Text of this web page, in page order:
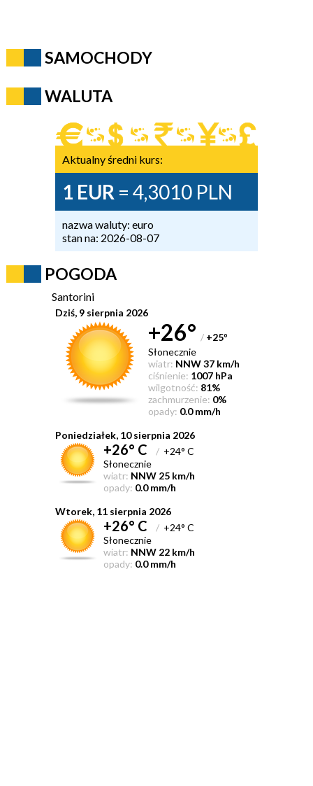
SAMOCHODY
WALUTA
Aktualny średni kurs:
1 EUR = 4,3010 PLN
nazwa waluty: euro
stan na: 2026-08-07
POGODA
Santorini
Dziś, 9 sierpnia 2026
+26° / +25°
Słonecznie
wiatr: NNW 37 km/h
ciśnienie: 1007 hPa
wilgotność: 81%
zachmurzenie: 0%
opady: 0.0 mm/h
Poniedziałek, 10 sierpnia 2026
+26° C /+24° C
Słonecznie
wiatr: NNW 25 km/h
opady: 0.0 mm/h
Wtorek, 11 sierpnia 2026
+26° C /+24° C
Słonecznie
wiatr: NNW 22 km/h
opady: 0.0 mm/h